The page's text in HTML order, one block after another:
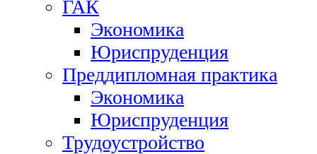
ГАК
Экономика
Юриспруденция
Преддипломная практика
Экономика
Юриспруденция
Трудоустройство